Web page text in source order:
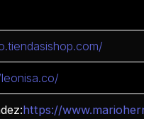
https://